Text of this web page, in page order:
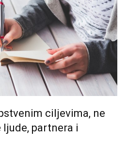
ciljevima, ne
partnera i